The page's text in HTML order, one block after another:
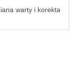
warty i korekta